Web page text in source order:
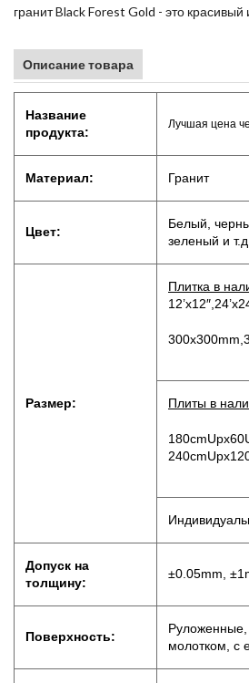
гранит Black Forest Gold - это
Описание товара
Название
продукта:
Лучшая цена
Материал: Гранит
Цвет:
Белый,
зеленый и т.д.
Размер:
Плитка в
Плиты в
Допуск на
толщину:
±0.05mm,
Поверхность:
Pуложенные,
молотком, с